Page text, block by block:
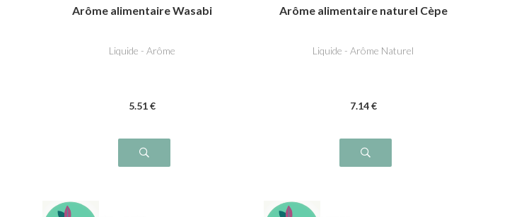
Arôme alimentaire Wasabi
Liquide - Arôme
5.51€
Arôme alimentaire naturel Cèpe
Liquide - Arôme Naturel
7.14€